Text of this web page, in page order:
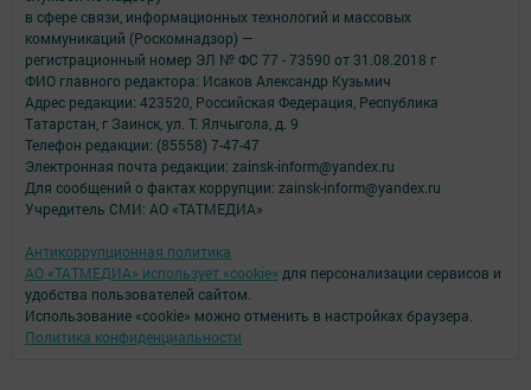
в сфере связи, информационных технологий и массовых
коммуникаций (Роскомнадзор) —
регистрационный номер ЭЛ № ФС 77 - 73590 от 31.08.2018 г
ФИО главного редактора: Исаков Александр Кузьмич
Адрес редакции: 423520, Российская Федерация, Республика
Татарстан, г Заинск, ул. Т. Ялчыгола, д. 9
Телефон редакции: (85558) 7-47-47
Электронная почта редакции: zainsk-inform@yandex.ru
Для сообщений о фактах коррупции: zainsk-inform@yandex.ru
Учредитель СМИ: АО «ТАТМЕДИА»
Антикоррупционная политика
АО «ТАТМЕДИА» использует «cookie» для персонализации сервисов и
удобства пользователей сайтом.
Использование «cookie» можно отменить в настройках браузера.
Политика конфиденциальности